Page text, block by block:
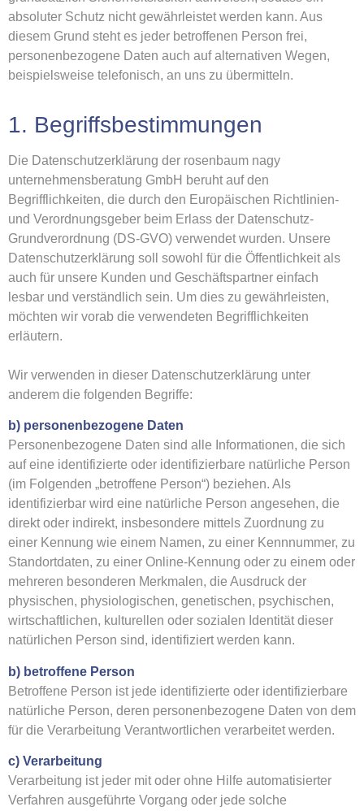
absoluter Schutz nicht gewährleistet werden kann. Aus
diesem Grund steht es jeder betroffenen Person frei,
personenbezogene Daten auch auf alternativen Wegen,
beispielsweise telefonisch, an uns zu übermitteln.
1. Begriffsbestimmungen
Die Datenschutzerklärung der rosenbaum nagy
unternehmensberatung GmbH beruht auf den
Begrifflichkeiten, die durch den Europäischen Richtlinien-
und Verordnungsgeber beim Erlass der Datenschutz-
Grundverordnung (DS-GVO) verwendet wurden. Unsere
Datenschutzerklärung soll sowohl für die Öffentlichkeit als
auch für unsere Kunden und Geschäftspartner einfach
lesbar und verständlich sein. Um dies zu gewährleisten,
möchten wir vorab die verwendeten Begrifflichkeiten
erläutern.
Wir verwenden in dieser Datenschutzerklärung unter
anderem die folgenden Begriffe:
b) personenbezogene Daten
Personenbezogene Daten sind alle Informationen, die sich
auf eine identifizierte oder identifizierbare natürliche Person
(im Folgenden „betroffene Person“) beziehen. Als
identifizierbar wird eine natürliche Person angesehen, die
direkt oder indirekt, insbesondere mittels Zuordnung zu
einer Kennung wie einem Namen, zu einer Kennnummer, zu
Standortdaten, zu einer Online-Kennung oder zu einem oder
mehreren besonderen Merkmalen, die Ausdruck der
physischen, physiologischen, genetischen, psychischen,
wirtschaftlichen, kulturellen oder sozialen Identität dieser
natürlichen Person sind, identifiziert werden kann.
b) betroffene Person
Betroffene Person ist jede identifizierte oder identifizierbare
natürliche Person, deren personenbezogene Daten von dem
für die Verarbeitung Verantwortlichen verarbeitet werden.
c) Verarbeitung
Verarbeitung ist jeder mit oder ohne Hilfe automatisierter
Verfahren ausgeführte Vorgang oder jede solche